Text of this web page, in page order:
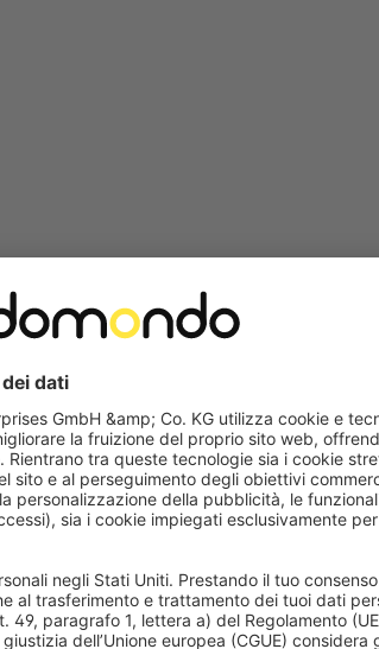
newsletter di
primo acquisto! Rimani aggiornato su novità,